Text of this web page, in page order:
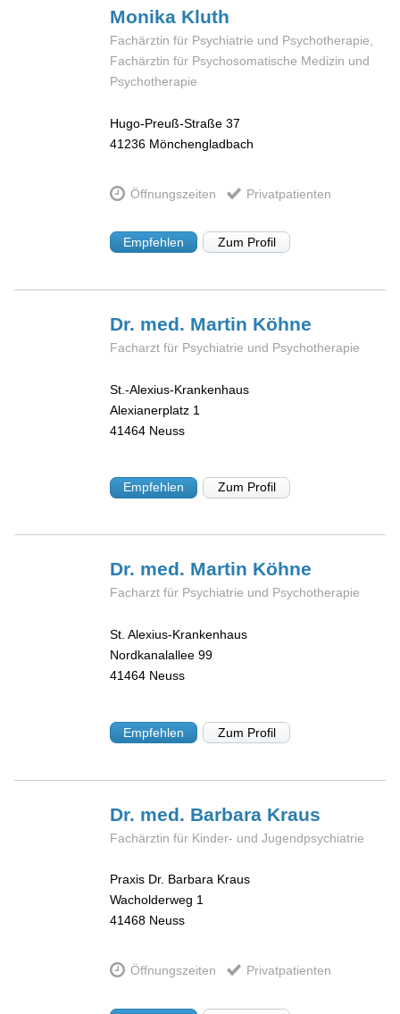
Monika Kluth
Fachärztin für Psychiatrie und Psychotherapie,
Fachärztin für Psychosomatische Medizin und
Psychotherapie
Hugo-Preuß-Straße 37
41236 Mönchengladbach
Öffnungszeiten Privatpatienten
Empfehlen Zum Profil
Dr. med. Martin Köhne
Facharzt für Psychiatrie und Psychotherapie
St.-Alexius-Krankenhaus
Alexianerplatz 1
41464 Neuss
Empfehlen Zum Profil
Dr. med. Martin Köhne
Facharzt für Psychiatrie und Psychotherapie
St. Alexius-Krankenhaus
Nordkanalallee 99
41464 Neuss
Empfehlen Zum Profil
Dr. med. Barbara Kraus
Fachärztin für Kinder- und Jugendpsychiatrie
Praxis Dr. Barbara Kraus
Wacholderweg 1
41468 Neuss
Öffnungszeiten Privatpatienten